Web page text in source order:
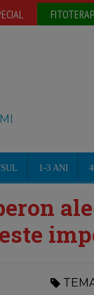
1-3 ANI